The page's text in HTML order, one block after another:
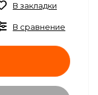
В закладки
В сравнение